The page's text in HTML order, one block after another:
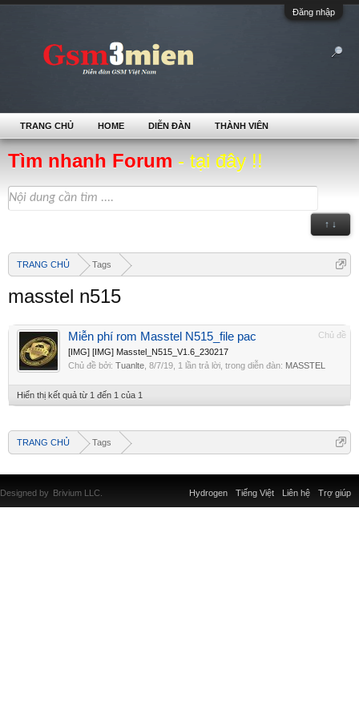
Đăng nhập
Tìm nhanh Forum - tại đây !!
↑ ↓
TRANG CHỦ Tags
masstel n515
Chủ đề
Miễn phí rom Masstel N515_file pac
[IMG] [IMG] Masstel_N515_V1.6_230217
Chủ đề bởi: Tuanlte 8/7/19 , 1 lần trả lời, trong diễn đàn: MASSTEL
Hiển thị kết quả từ 1 đến 1 của 1
TRANG CHỦ Tags
TRANG CHỦ HOME DIỄN ĐÀN THÀNH VIÊN
Liên hệ Trợ giúp
Hydrogen Tiếng Việt
Designed by Brivium LLC.